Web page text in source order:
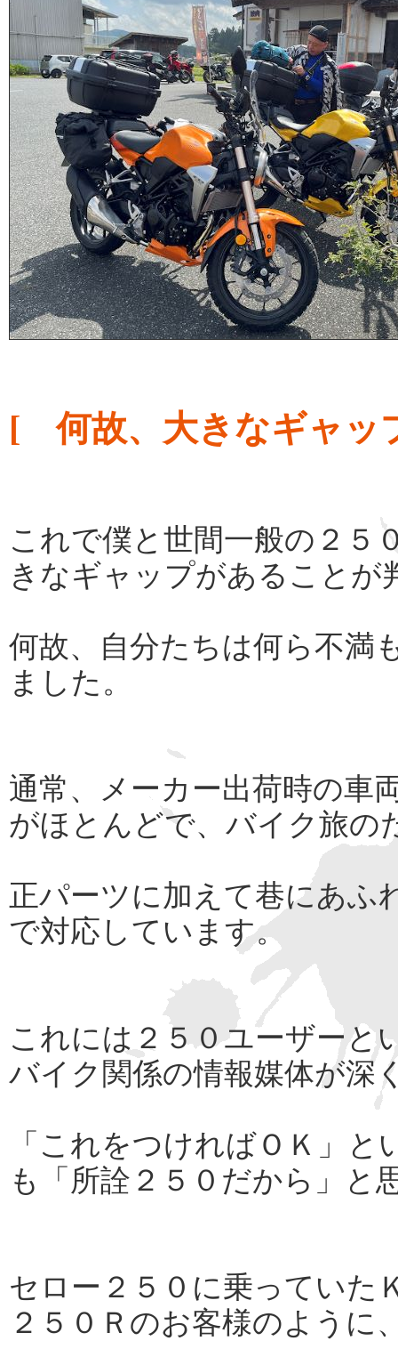
[ 何故、大きなギャ
これで僕と世間一般の２５
きなギャップがあることが
何故、自分たちは何ら不満
ました。
通常、メーカー出荷時の車
がほとんどで、バイク旅の
正パーツに加えて巷にあふ
で対応しています。
これには２５０ユーザーと
バイク関係の情報媒体が深
「これをつければＯＫ」
も「所詮２５０だから」と
セロー２５０に乗っていた
２５０Ｒのお客様のように